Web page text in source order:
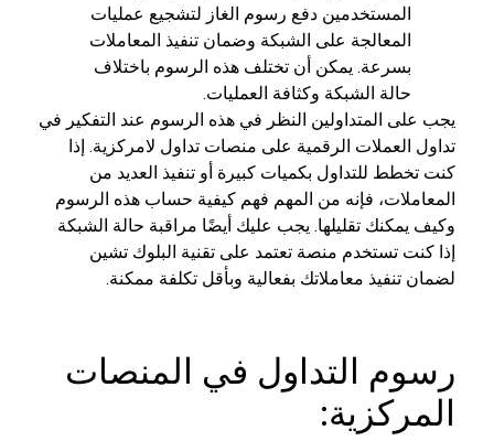
المستخدمين دفع رسوم الغاز لتشجيع عمليات
المعالجة على الشبكة وضمان تنفيذ المعاملات
بسرعة. يمكن أن تختلف هذه الرسوم باختلاف
حالة الشبكة وكثافة العمليات.
يجب على المتداولين النظر في هذه الرسوم عند التفكير في
تداول العملات الرقمية على منصات تداول لامركزية. إذا
كنت تخطط للتداول بكميات كبيرة أو تنفيذ العديد من
المعاملات، فإنه من المهم فهم كيفية حساب هذه الرسوم
وكيف يمكنك تقليلها. يجب عليك أيضًا مراقبة حالة الشبكة
إذا كنت تستخدم منصة تعتمد على تقنية البلوك تشين
لضمان تنفيذ معاملاتك بفعالية وبأقل تكلفة ممكنة.
رسوم التداول في المنصات
المركزية: